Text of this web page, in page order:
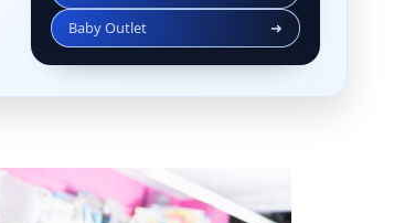
Baby Outlet
➜